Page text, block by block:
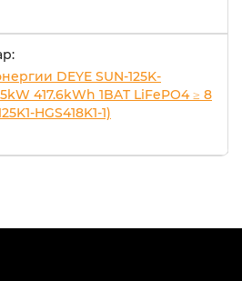
DEYE SUN-125K-
417.6kWh 1BAT LiFePO4 ≥ 8
HGS418K1-1)